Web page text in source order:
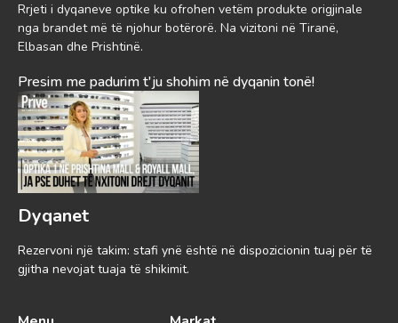
Rrjeti i dyqaneve optike ku ofrohen vetëm produkte origjinale
nga brandet më të njohur botërorë. Na vizitoni në Tiranë,
Elbasan dhe Prishtinë.
Presim me padurim t'ju shohim në dyqanin tonë!
Dyqanet
Rezervoni një takim: stafi ynë është në dispozicionin tuaj për të
gjitha nevojat tuaja të shikimit.